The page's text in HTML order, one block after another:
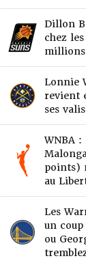
Dillon
chez
millions
Lonnie
revient
ses
WNBA
points)
au
Les
un
ou